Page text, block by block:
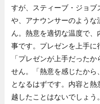
すが、スティーブ・ジョブ
や、アナウンサーのよう
ん。熱意を適切な温度で
事です。プレゼンを上手
「プレゼンが上手だった
せん。「熱意を感じたから
となるはずです。内容と
越したことはないでしょう。